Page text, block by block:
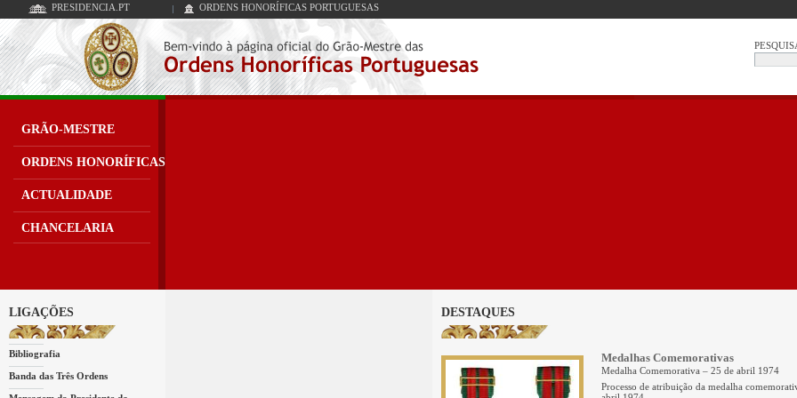
PRESIDENCIA.PT ORDENS HONORÍFICAS PORTUGUESAS
GRÃO-MESTRE
ORDENS HONORÍFICAS
ACTUALIDADE
CHANCELARIA
LIGAÇÕES
Bibliografia
Banda das Três Ordens
DESTAQUES
Medalhas Comemorativas
Medalha Comemorativa – 25 de abril 1974
Processo de atribuição da medalha